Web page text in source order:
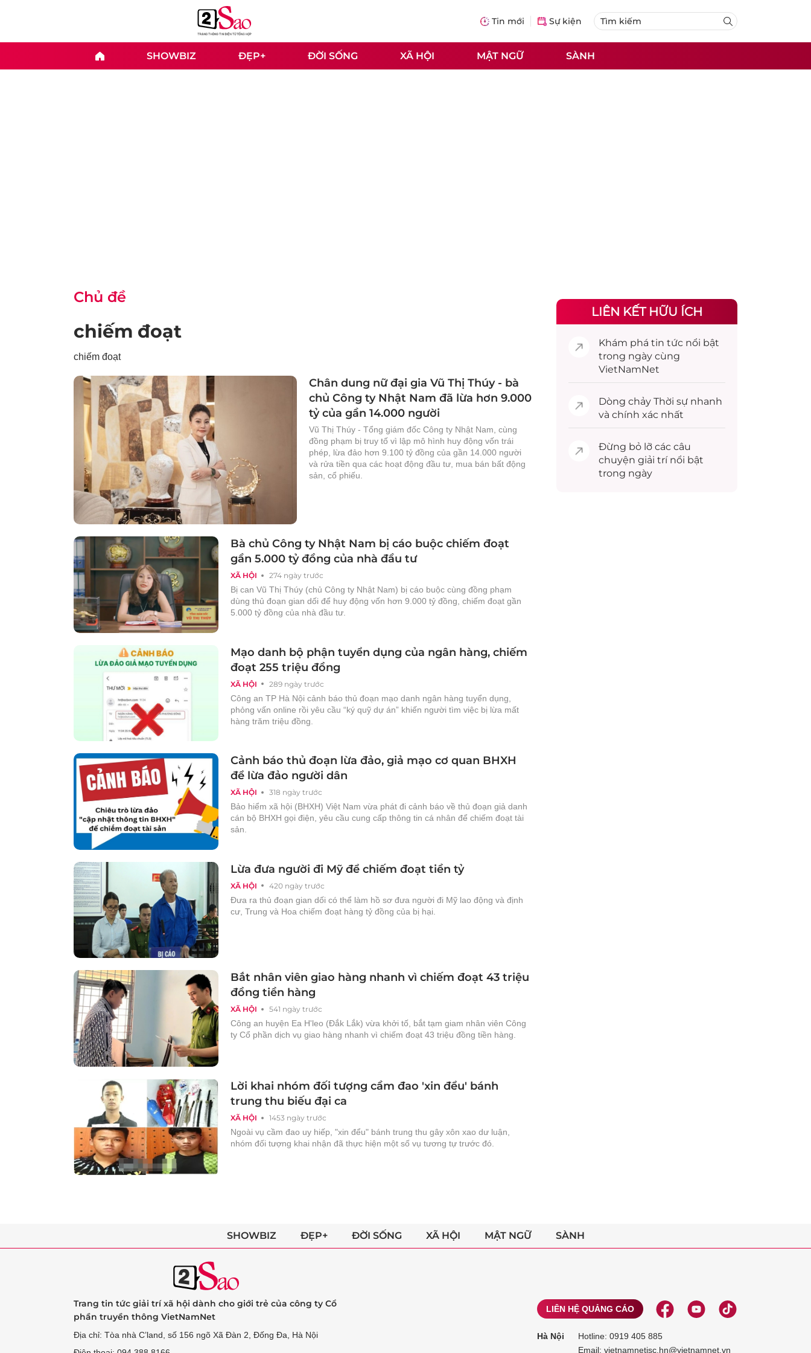
Tin mới Sự kiện
SHOWBIZ ĐẸP+ ĐỜI SỐNG XÃ HỘI MẬT NGỮ SÀNH
Chủ đề
chiếm đoạt
chiếm đoạt
Chân dung nữ đại gia Vũ Thị Thúy - bà
chủ Công ty Nhật Nam đã lừa hơn 9.000
tỷ của gần 14.000 người
Vũ Thị Thúy - Tổng giám đốc Công ty Nhật Nam, cùng
đồng phạm bị truy tố vì lập mô hình huy động vốn trái
phép, lừa đảo hơn 9.100 tỷ đồng của gần 14.000 người
và rửa tiền qua các hoạt động đầu tư, mua bán bất động
sản, cổ phiếu.
XÃ HỘI 274 ngày trước
Bà chủ Công ty Nhật Nam bị cáo buộc chiếm đoạt
gần 5.000 tỷ đồng của nhà đầu tư
Bị can Vũ Thị Thúy (chủ Công ty Nhật Nam) bị cáo buộc cùng đồng phạm
dùng thủ đoạn gian dối để huy động vốn hơn 9.000 tỷ đồng, chiếm đoạt gần
5.000 tỷ đồng của nhà đầu tư.
XÃ HỘI 289 ngày trước
Mạo danh bộ phận tuyển dụng của ngân hàng, chiếm
đoạt 255 triệu đồng
Công an TP Hà Nội cảnh báo thủ đoạn mạo danh ngân hàng tuyển dụng,
phỏng vấn online rồi yêu cầu “ký quỹ dự án” khiến người tìm việc bị lừa mất
hàng trăm triệu đồng.
XÃ HỘI 318 ngày trước
Cảnh báo thủ đoạn lừa đảo, giả mạo cơ quan BHXH
để lừa đảo người dân
Bảo hiểm xã hội (BHXH) Việt Nam vừa phát đi cảnh báo về thủ đoạn giả danh
cán bộ BHXH gọi điện, yêu cầu cung cấp thông tin cá nhân để chiếm đoạt tài
sản.
XÃ HỘI 420 ngày trước
Lừa đưa người đi Mỹ để chiếm đoạt tiền tỷ
Đưa ra thủ đoạn gian dối có thể làm hồ sơ đưa người đi Mỹ lao động và định
cư, Trung và Hoa chiếm đoạt hàng tỷ đồng của bị hại.
XÃ HỘI 541 ngày trước
Bắt nhân viên giao hàng nhanh vì chiếm đoạt 43 triệu
đồng tiền hàng
Công an huyện Ea H'leo (Đắk Lắk) vừa khởi tố, bắt tạm giam nhân viên Công
ty Cổ phần dịch vụ giao hàng nhanh vì chiếm đoạt 43 triệu đồng tiền hàng.
XÃ HỘI 1453 ngày trước
Lời khai nhóm đối tượng cầm đao 'xin đểu' bánh
trung thu biếu đại ca
Ngoài vụ cầm đao uy hiếp, "xin đểu" bánh trung thu gây xôn xao dư luận,
nhóm đối tượng khai nhận đã thực hiện một số vụ tương tự trước đó.
LIÊN KẾT HỮU ÍCH
Khám phá tin tức nổi bật
trong ngày cùng
VietNamNet
Dòng chảy Thời sự nhanh
và chính xác nhất
Đừng bỏ lỡ các câu
chuyện giải trínổi bật
trong ngày
SHOWBIZ ĐẸP+ ĐỜI SỐNG XÃ HỘI MẬT NGỮ SÀNH
Trang tin tức giải trí xã hội dành cho giới trẻ của công ty Cổ
phần truyền thông VietNamNet
Địa chỉ: Tòa nhà C’land, số 156 ngõ Xã Đàn 2, Đống Đa, Hà Nội
LIÊN HỆ QUẢNG CÁO
Hà Nội Hotline: 0919 405 885
Email: vietnamnetjsc.hn@vietnamnet.vn